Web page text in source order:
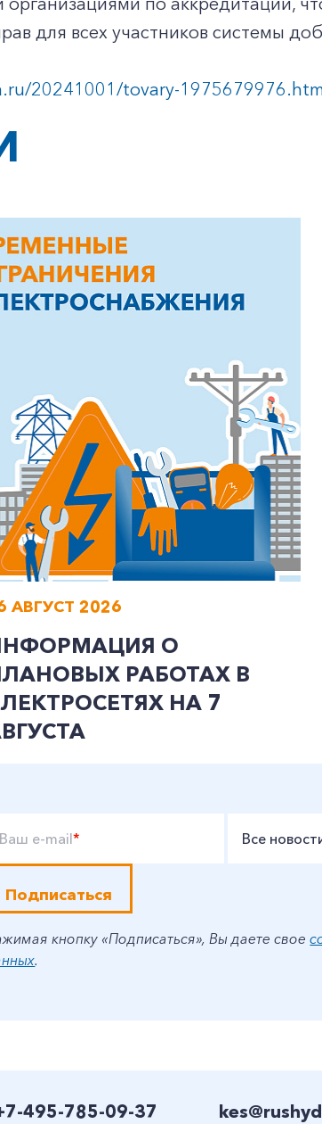
700-24-57
обратный звонок
клиентам
клиентам
для всех участников системы
20241001/tovary-
АВГУСТ 2026
О
РАБОТАХ В
НА 7
Ваш e-mail* Все
Подписаться
кнопку «Подписаться», Вы даете свое
.
495-785-09-37